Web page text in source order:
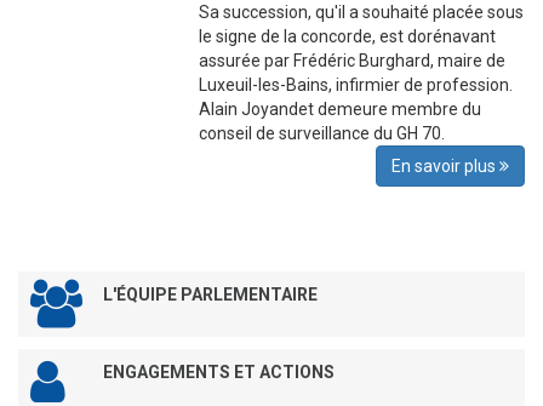
Sa succession, qu'il a souhaité placée sous
le signe de la concorde, est dorénavant
assurée par Frédéric Burghard, maire de
Luxeuil-les-Bains, infirmier de profession.
Alain Joyandet demeure membre du
conseil de surveillance du GH 70.
En savoir plus
L'ÉQUIPE PARLEMENTAIRE
ENGAGEMENTS ET ACTIONS